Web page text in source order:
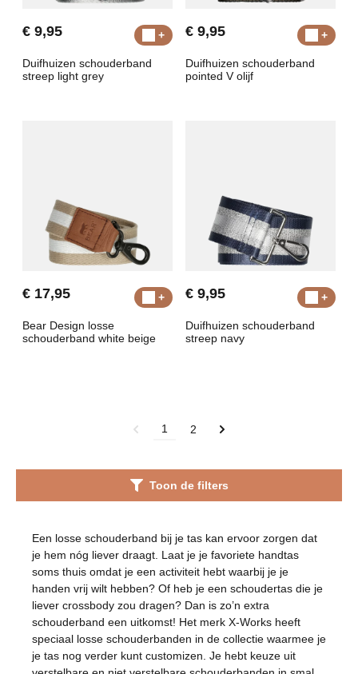
€ 9,95
Duifhuizen schouderband
streep light grey
€ 9,95
Duifhuizen schouderband
pointed V olijf
€ 17,95
Bear Design losse
schouderband white beige
€ 9,95
Duifhuizen schouderband
streep navy
1 2
Toon de filters
Een losse schouderband bij je tas kan ervoor zorgen dat
je hem nóg liever draagt. Laat je je favoriete handtas
soms thuis omdat je een activiteit hebt waarbij je je
handen vrij wilt hebben? Of heb je een schoudertas die je
liever crossbody zou dragen? Dan is zo’n extra
schouderband een uitkomst! Het merk X-Works heeft
speciaal losse schouderbanden in de collectie waarmee je
je tas nog verder kunt customizen. Je hebt keuze uit